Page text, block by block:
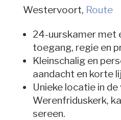
Westervoort, Route
24-uurskamer met
toegang, regie en
Kleinschalig en
aandacht en korte
Unieke locatie in
Werenfriduskerk,
sereen.